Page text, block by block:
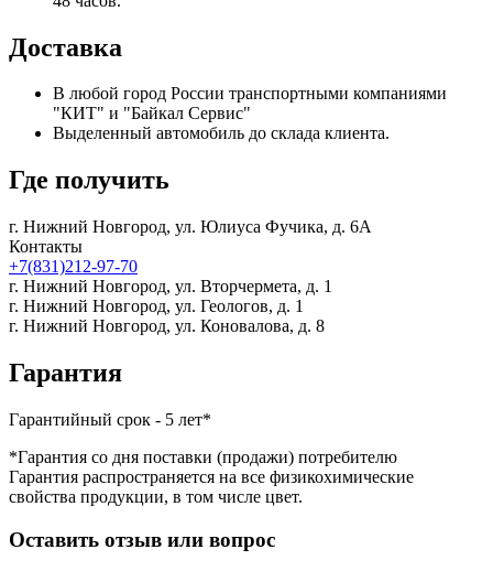
Доставка
В любой город России транспортными компаниями
"КИТ" и "Байкал Сервис"
Выделенный автомобиль до склада клиента.
Где получить
г. Нижний Новгород, ул. Юлиуса Фучика, д. 6А
Контакты
+7(831)212-97-70
г. Нижний Новгород, ул. Вторчермета, д. 1
г. Нижний Новгород, ул. Геологов, д. 1
г. Нижний Новгород, ул. Коновалова, д. 8
Гарантия
Гарантийный срок - 5 лет*
*Гарантия со дня поставки (продажи) потребителю
Гарантия распространяется на все физикохимические
свойства продукции, в том числе цвет.
Оставить отзыв или вопрос